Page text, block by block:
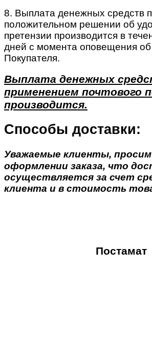
8. Выплата денежных средств
положительном решении об
претензии производится в
дней с момента оповещения
Покупателя.
Выплата денежных
применением почтового
производится.
Способы доставки:
Уважаемые клиенты,
оформлении заказа, что
осуществляется за счет
клиента и в стоимость
Постамат